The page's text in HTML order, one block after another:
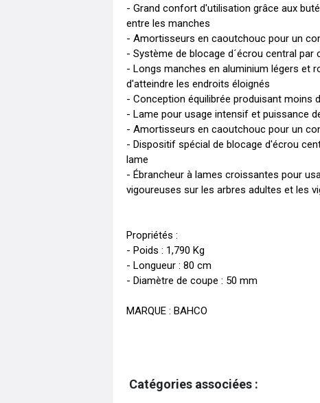
- Grand confort d'utilisation grâce aux
entre les manches
- Amortisseurs en caoutchouc pour un
- Système de blocage d´écrou central par
- Longs manches en aluminium légers et
d'atteindre les endroits éloignés
- Conception équilibrée produisant moins
- Lame pour usage intensif et puissance
- Amortisseurs en caoutchouc pour un
- Dispositif spécial de blocage d'écrou
lame
- Ébrancheur à lames croissantes pour
vigoureuses sur les arbres adultes et les
Propriétés :
- Poids : 1,790 Kg
- Longueur : 80 cm
- Diamètre de coupe : 50 mm
MARQUE : BAHCO
Catégories associées :